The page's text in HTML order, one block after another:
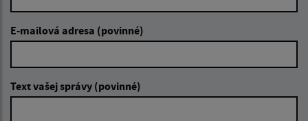
E-mailová adresa (povinné)
Text vašej správy (povinné)